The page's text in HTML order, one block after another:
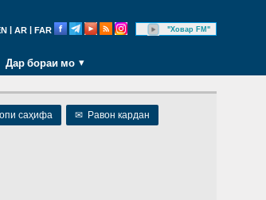
AR FAR "Ховар FM"
Дар бораи мо
саҳифа ✉ Равон кардан